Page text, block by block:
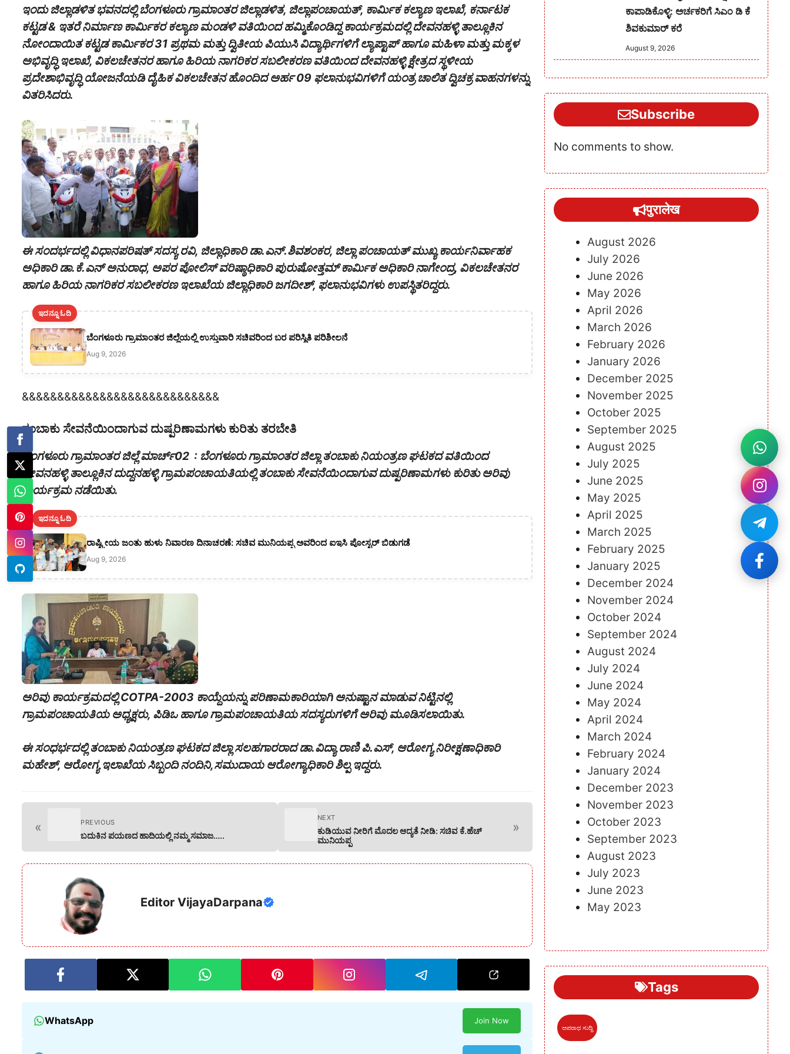
ಇಂದು ಜಿಲ್ಲಾಡಳಿತ ಭವನದಲ್ಲಿ ಬೆಂಗಳೂರು ಗ್ರಾಮಾಂತರ ಜಿಲ್ಲಾಡಳಿತ, ಜಿಲ್ಲಾಪಂಚಾಯತ್, ಕಾರ್ಮಿಕ ಕಲ್ಯಾಣ ಇಲಾಖೆ, ಕರ್ನಾಟಕ
ಕಟ್ಟಡ & ಇತರೆ ನಿರ್ಮಾಣ ಕಾರ್ಮಿಕರ ಕಲ್ಯಾಣ ಮಂಡಳಿ ವತಿಯಿಂದ ಹಮ್ಮಿಕೊಂಡಿದ್ದ ಕಾರ್ಯಕ್ರಮದಲ್ಲಿ ದೇವನಹಳ್ಳಿ ತಾಲ್ಲೂಕಿನ
ನೋಂದಾಯಿತ ಕಟ್ಟಡ ಕಾರ್ಮಿಕರ 31 ಪ್ರಥಮ ಮತ್ತು ದ್ವಿತೀಯ ಪಿಯುಸಿ ವಿದ್ಯಾರ್ಥಿಗಳಿಗೆ ಲ್ಯಾಪ್ಟಾಪ್ ಹಾಗೂ ಮಹಿಳಾ ಮತ್ತು ಮಕ್ಕಳ
ಅಭಿವೃದ್ಧಿ ಇಲಾಖೆ, ವಿಕಲಚೇತನರ ಹಾಗೂ ಹಿರಿಯ ನಾಗರಿಕರ ಸಬಲೀಕರಣ ವತಿಯಿಂದ ದೇವನಹಳ್ಳಿ ಕ್ಷೇತ್ರದ ಸ್ಥಳೀಯ
ಪ್ರದೇಶಾಭಿವೃದ್ಧಿ ಯೋಜನೆಯಡಿ ದೈಹಿಕ ವಿಕಲಚೇತನ ಹೊಂದಿದ ಅರ್ಹ 09 ಫಲಾನುಭವಿಗಳಿಗೆ ಯಂತ್ರ ಚಾಲಿತ ದ್ವಿಚಕ್ರ ವಾಹನಗಳನ್ನು
ವಿತರಿಸಿದರು.
ಈ ಸಂದರ್ಭದಲ್ಲಿ ವಿಧಾನಪರಿಷತ್ ಸದಸ್ಯ ರವಿ, ಜಿಲ್ಲಾಧಿಕಾರಿ ಡಾ.ಎನ್.ಶಿವಶಂಕರ, ಜಿಲ್ಲಾ ಪಂಚಾಯತ್ ಮುಖ್ಯ ಕಾರ್ಯನಿರ್ವಾಹಕ
ಅಧಿಕಾರಿ ಡಾ.ಕೆ.ಎನ್ ಅನುರಾಧ, ಅಪರ ಪೋಲಿಸ್ ವರಿಷ್ಠಾಧಿಕಾರಿ ಪುರುಷೋತ್ತಮ್ ಕಾರ್ಮಿಕ ಅಧಿಕಾರಿ ನಾಗೇಂದ್ರ, ವಿಕಲಚೇತನರ
ಹಾಗೂ ಹಿರಿಯ ನಾಗರಿಕರ ಸಬಲೀಕರಣ ಇಲಾಖೆಯ ಜಿಲ್ಲಾಧಿಕಾರಿ ಜಗದೀಶ್, ಫಲಾನುಭವಿಗಳು ಉಪಸ್ಥಿತರಿದ್ದರು.
ಇದನ್ನೂ ಓದಿ
ಬೆಂಗಳೂರು ಗ್ರಾಮಾಂತರ ಜಿಲ್ಲೆಯಲ್ಲಿ ಉಸ್ತುವಾರಿ ಸಚಿವರಿಂದ ಬರ ಪರಿಸ್ಥಿತಿ ಪರಿಶೀಲನೆ
Aug 9, 2026
&&&&&&&&&&&&&&&&&&&&&&&&&&&&
ತಂಬಾಕು ಸೇವನೆಯಿಂದಾಗುವ ದುಷ್ಪರಿಣಾಮಗಳು ಕುರಿತು ತರಬೇತಿ
ಬೆಂಗಳೂರು ಗ್ರಾಮಾಂತರ ಜಿಲ್ಲೆ ಮಾರ್ಚ್02 : ಬೆಂಗಳೂರು ಗ್ರಾಮಾಂತರ ಜಿಲ್ಲಾ ತಂಬಾಕು ನಿಯಂತ್ರಣ ಘಟಕದ ವತಿಯಿಂದ
ದೇವನಹಳ್ಳಿ ತಾಲ್ಲೂಕಿನ ದುದ್ದನಹಳ್ಳಿ ಗ್ರಾಮಪಂಚಾಯತಿಯಲ್ಲಿ ತಂಬಾಕು ಸೇವನೆಯಿಂದಾಗುವ ದುಷ್ಪರಿಣಾಮಗಳು ಕುರಿತು ಅರಿವು
ಕಾರ್ಯಕ್ರಮ ನಡೆಯಿತು.
ಇದನ್ನೂ ಓದಿ
ರಾಷ್ಟ್ರೀಯ ಜಂತು ಹುಳು ನಿವಾರಣ ದಿನಾಚರಣೆ: ಸಚಿವ ಮುನಿಯಪ್ಪ ಅವರಿಂದ ಐಇಸಿ ಪೋಸ್ಟರ್ ಬಿಡುಗಡೆ
Aug 9, 2026
ಅರಿವು ಕಾರ್ಯಕ್ರಮದಲ್ಲಿ COTPA-2003 ಕಾಯ್ದೆಯನ್ನು ಪರಿಣಾಮಕಾರಿಯಾಗಿ ಅನುಷ್ಟಾನ ಮಾಡುವ ನಿಟ್ಟಿನಲ್ಲಿ
ಗ್ರಾಮಪಂಚಾಯತಿಯ ಅಧ್ಯಕ್ಷರು, ಪಿಡಿಒ ಹಾಗೂ ಗ್ರಾಮಪಂಚಾಯತಿಯ ಸದಸ್ಯರುಗಳಿಗೆ ಅರಿವು ಮೂಡಿಸಲಾಯಿತು.
ಈ ಸಂಧರ್ಭದಲ್ಲಿ ತಂಬಾಕು ನಿಯಂತ್ರಣ ಘಟಕದ ಜಿಲ್ಲಾ ಸಲಹಗಾರರಾದ ಡಾ.ವಿದ್ಯಾ ರಾಣಿ ಪಿ.ಎಸ್, ಆರೋಗ್ಯ ನಿರೀಕ್ಷಣಾಧಿಕಾರಿ
ಮಹೇಶ್, ಆರೋಗ್ಯ ಇಲಾಖೆಯ ಸಿಬ್ಬಂದಿ ನಂದಿನಿ,ಸಮುದಾಯ ಆರೋಗ್ಯಾಧಿಕಾರಿ ಶಿಲ್ಪ ಇದ್ದರು.
« PREVIOUS
ಬದುಕಿನ ಪಯಣದ ಹಾದಿಯಲ್ಲಿ ನಮ್ಮ ಸಮಾಜ…..
NEXT
ಕುಡಿಯುವ ನೀರಿಗೆ ಮೊದಲ ಆದ್ಯತೆ ನೀಡಿ: ಸಚಿವ ಕೆ.ಹೆಚ್
ಮುನಿಯಪ್ಪ
»
Editor VijayaDarpana
WhatsApp Join Now
ಕಾಪಾಡಿಕೊಳ್ಳಿ: ಅರ್ಚಕರಿಗೆ ಸಿಎಂ ಡಿ ಕೆ
ಶಿವಕುಮಾರ್ ಕರೆ
August 9, 2026
Subscribe
No comments to show.
पुरालेख
August 2026
July 2026
June 2026
May 2026
April 2026
March 2026
February 2026
January 2026
December 2025
November 2025
October 2025
September 2025
August 2025
July 2025
June 2025
May 2025
April 2025
March 2025
February 2025
January 2025
December 2024
November 2024
October 2024
September 2024
August 2024
July 2024
June 2024
May 2024
April 2024
March 2024
February 2024
January 2024
December 2023
November 2023
October 2023
September 2023
August 2023
July 2023
June 2023
May 2023
Tags
ಅಪರಾಧ ಸುದ್ದಿ